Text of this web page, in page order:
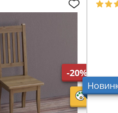
-20%